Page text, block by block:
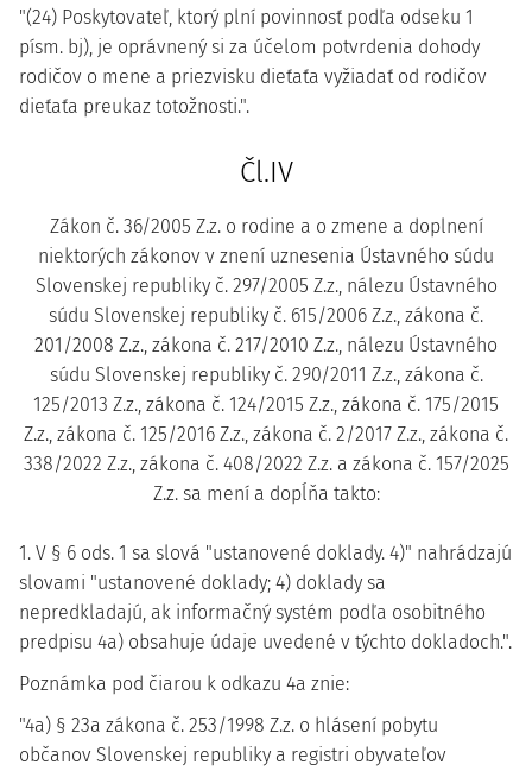
"(24) Poskytovateľ, ktorý plní povinnosť podľa odseku 1
písm. bj), je oprávnený si za účelom potvrdenia dohody
rodičov o mene a priezvisku dieťaťa vyžiadať od rodičov
dieťaťa preukaz totožnosti.".
Čl.IV
Zákon č. 36/2005 Z.z. o rodine a o zmene a doplnení
niektorých zákonov v znení uznesenia Ústavného súdu
Slovenskej republiky č. 297/2005 Z.z., nálezu Ústavného
súdu Slovenskej republiky č. 615/2006 Z.z., zákona č.
201/2008 Z.z., zákona č. 217/2010 Z.z., nálezu Ústavného
súdu Slovenskej republiky č. 290/2011 Z.z., zákona č.
125/2013 Z.z., zákona č. 124/2015 Z.z., zákona č. 175/2015
Z.z., zákona č. 125/2016 Z.z., zákona č. 2/2017 Z.z., zákona č.
338/2022 Z.z., zákona č. 408/2022 Z.z. a zákona č. 157/2025
Z.z. sa mení a dopĺňa takto:
1. V § 6 ods. 1 sa slová "ustanovené doklady. 4)" nahrádzajú
slovami "ustanovené doklady; 4) doklady sa
nepredkladajú, ak informačný systém podľa osobitného
predpisu 4a) obsahuje údaje uvedené v týchto dokladoch.".
Poznámka pod čiarou k odkazu 4a znie:
"4a) § 23a zákona č. 253/1998 Z.z. o hlásení pobytu
občanov Slovenskej republiky a registri obyvateľov